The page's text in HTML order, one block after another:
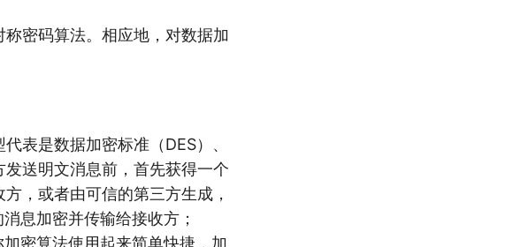
密码算法。相应地，对数据加
表是数据加密标准（DES）、
送明文消息前，首先获得一个
，或者由可信的第三方生成，
息加密并传输给接收方；
密算法使用起来简单快捷，加